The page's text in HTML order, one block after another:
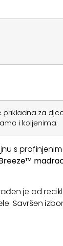
prikladna za
i koljenima.
s
je od
Savršen